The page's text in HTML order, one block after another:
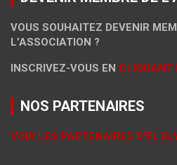
VOUS SOUHAITEZ DEVENIR
L’ASSOCIATION ?
INSCRIVEZ-VOUS EN CLIQUANT
NOS PARTENAIRES
VOIR LES PARTENAIRES D’EL